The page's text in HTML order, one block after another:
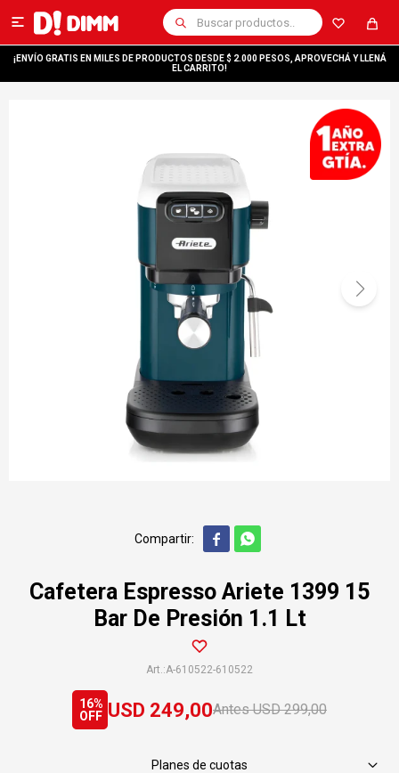

¡ENVÍO GRATIS EN MILES DE PRODUCTOS DESDE $ 2.000 PESOS, APROVECHÁ Y LLENÁ
EL CARRITO!
 
Cafetera Espresso Ariete 1399 15
Bar De Presión 1.1 Lt
A-610522-610522
USD 249,00 USD 299,00
16
Planes de cuotas